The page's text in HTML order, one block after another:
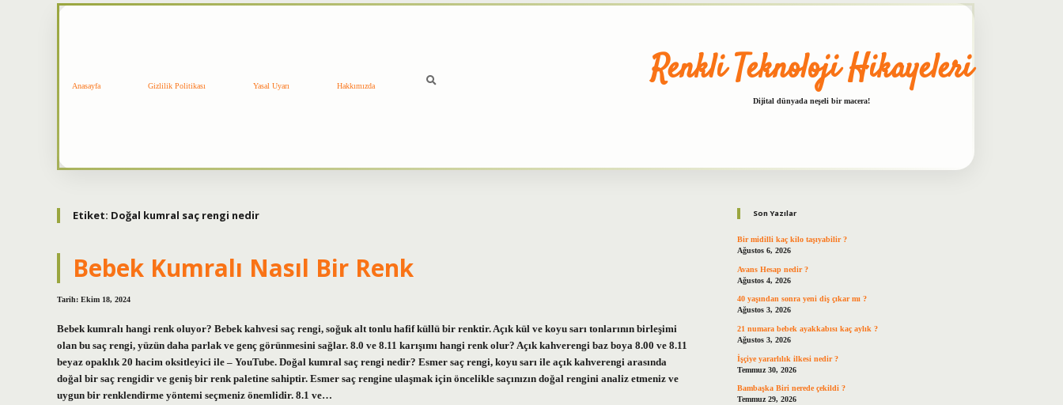
Anasayfa Gizlilik Politikası Yasal Uyarı Hakkımızda Renkli Teknoloji Hikayeleri
Dijital dünyada neşeli bir macera!
Etiket: Doğal kumral saç rengi nedir
Bebek Kumralı Nasıl Bir Renk
Tarih: Ekim 18, 2024
Bebek kumralı hangi renk oluyor? Bebek kahvesi saç rengi, soğuk alt tonlu hafif küllü bir renktir. Açık kül ve koyu sarı tonlarının birleşimi
olan bu saç rengi, yüzün daha parlak ve genç görünmesini sağlar. 8.0 ve 8.11 karışımı hangi renk olur? Açık kahverengi baz boya 8.00 ve 8.11
beyaz opaklık 20 hacim oksitleyici ile – YouTube. Doğal kumral saç rengi nedir? Esmer saç rengi, koyu sarı ile açık kahverengi arasında
doğal bir saç rengidir ve geniş bir renk paletine sahiptir. Esmer saç rengine ulaşmak için öncelikle saçınızın doğal rengini analiz etmeniz ve
uygun bir renklendirme yöntemi seçmeniz önemlidir. 8.1 ve…
Son Yazılar
Bir midilli kaç kilo taşıyabilir ?
Ağustos 6, 2026
Avans Hesap nedir ?
Ağustos 4, 2026
40 yaşından sonra yeni diş çıkar mı ?
Ağustos 3, 2026
21 numara bebek ayakkabısı kaç aylık ?
Ağustos 3, 2026
İşçiye yararlılık ilkesi nedir ?
Temmuz 30, 2026
Bambaşka Biri nerede çekildi ?
Temmuz 29, 2026